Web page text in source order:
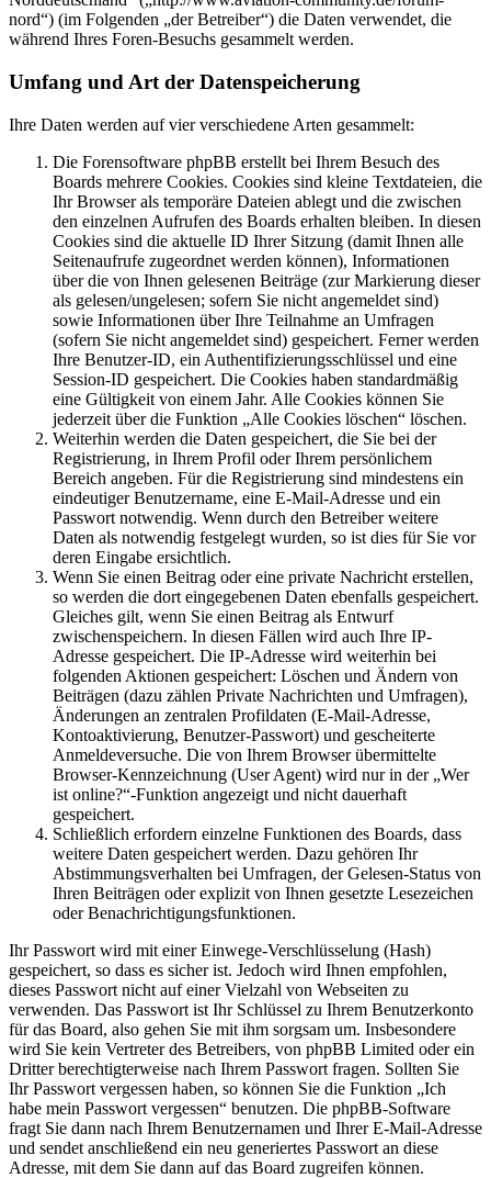
nord“) (im Folgenden „der Betreiber“) die Daten verwendet, die
während Ihres Foren-Besuchs gesammelt werden.
Umfang und Art der Datenspeicherung
Ihre Daten werden auf vier verschiedene Arten gesammelt:
Die Forensoftware phpBB erstellt bei Ihrem Besuch des
Boards mehrere Cookies. Cookies sind kleine Textdateien, die
Ihr Browser als temporäre Dateien ablegt und die zwischen
den einzelnen Aufrufen des Boards erhalten bleiben. In diesen
Cookies sind die aktuelle ID Ihrer Sitzung (damit Ihnen alle
Seitenaufrufe zugeordnet werden können), Informationen
über die von Ihnen gelesenen Beiträge (zur Markierung dieser
als gelesen/ungelesen; sofern Sie nicht angemeldet sind)
sowie Informationen über Ihre Teilnahme an Umfragen
(sofern Sie nicht angemeldet sind) gespeichert. Ferner werden
Ihre Benutzer-ID, ein Authentifizierungsschlüssel und eine
Session-ID gespeichert. Die Cookies haben standardmäßig
eine Gültigkeit von einem Jahr. Alle Cookies können Sie
jederzeit über die Funktion „Alle Cookies löschen“ löschen.
Weiterhin werden die Daten gespeichert, die Sie bei der
Registrierung, in Ihrem Profil oder Ihrem persönlichem
Bereich angeben. Für die Registrierung sind mindestens ein
eindeutiger Benutzername, eine E-Mail-Adresse und ein
Passwort notwendig. Wenn durch den Betreiber weitere
Daten als notwendig festgelegt wurden, so ist dies für Sie vor
deren Eingabe ersichtlich.
Wenn Sie einen Beitrag oder eine private Nachricht erstellen,
so werden die dort eingegebenen Daten ebenfalls gespeichert.
Gleiches gilt, wenn Sie einen Beitrag als Entwurf
zwischenspeichern. In diesen Fällen wird auch Ihre IP-
Adresse gespeichert. Die IP-Adresse wird weiterhin bei
folgenden Aktionen gespeichert: Löschen und Ändern von
Beiträgen (dazu zählen Private Nachrichten und Umfragen),
Änderungen an zentralen Profildaten (E-Mail-Adresse,
Kontoaktivierung, Benutzer-Passwort) und gescheiterte
Anmeldeversuche. Die von Ihrem Browser übermittelte
Browser-Kennzeichnung (User Agent) wird nur in der „Wer
ist online?“-Funktion angezeigt und nicht dauerhaft
gespeichert.
Schließlich erfordern einzelne Funktionen des Boards, dass
weitere Daten gespeichert werden. Dazu gehören Ihr
Abstimmungsverhalten bei Umfragen, der Gelesen-Status von
Ihren Beiträgen oder explizit von Ihnen gesetzte Lesezeichen
oder Benachrichtigungsfunktionen.
Ihr Passwort wird mit einer Einwege-Verschlüsselung (Hash)
gespeichert, so dass es sicher ist. Jedoch wird Ihnen empfohlen,
dieses Passwort nicht auf einer Vielzahl von Webseiten zu
verwenden. Das Passwort ist Ihr Schlüssel zu Ihrem Benutzerkonto
für das Board, also gehen Sie mit ihm sorgsam um. Insbesondere
wird Sie kein Vertreter des Betreibers, von phpBB Limited oder ein
Dritter berechtigterweise nach Ihrem Passwort fragen. Sollten Sie
Ihr Passwort vergessen haben, so können Sie die Funktion „Ich
habe mein Passwort vergessen“ benutzen. Die phpBB-Software
fragt Sie dann nach Ihrem Benutzernamen und Ihrer E-Mail-Adresse
und sendet anschließend ein neu generiertes Passwort an diese
Adresse, mit dem Sie dann auf das Board zugreifen können.